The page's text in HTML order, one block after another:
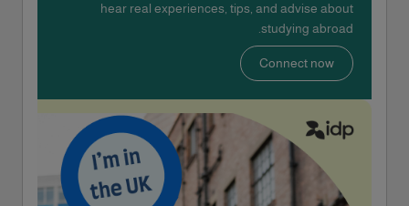
hear real experiences, tips, and advise about
studying abroad.
Connect now